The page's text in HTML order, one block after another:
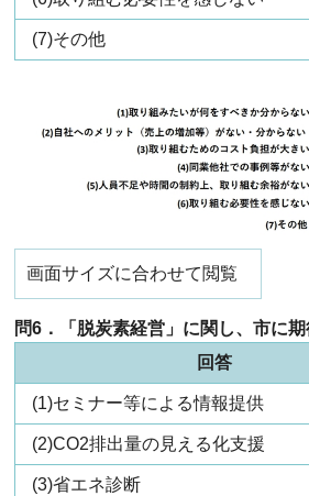
(7)その他
画面サイズに合わせて閲覧
問6．「脱炭素経営」に関し、市に
回答
(1)セミナー等による情報提供
(2)CO2排出量の見える化支援
(3)省エネ診断